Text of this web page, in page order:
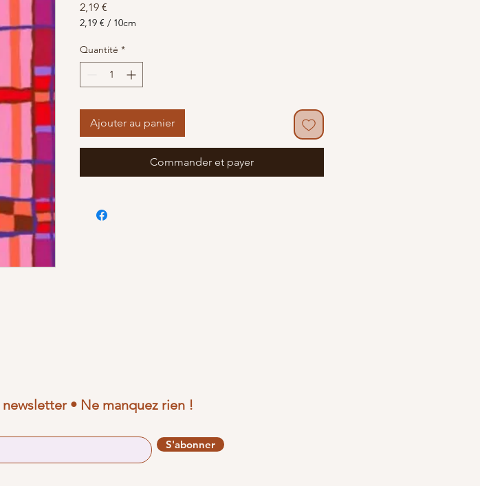
2,19 €
2,19 € / 10cm
pour
10
Centimètres
Quantité *
Ajouter au panier
Commander et payer
• Ne manquez rien !
S'abonner